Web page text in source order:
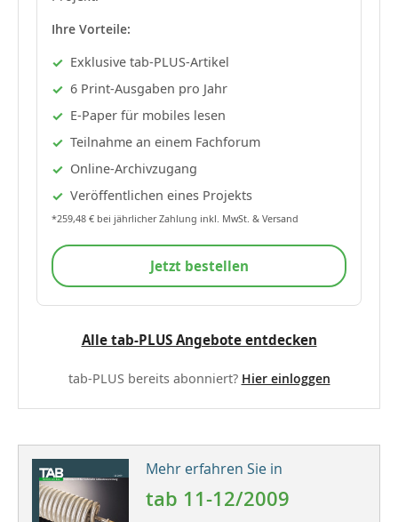
Ihre Vorteile:
Exklusive tab-PLUS-Artikel
6 Print-Ausgaben pro Jahr
E-Paper für mobiles lesen
Teilnahme an einem Fachforum
Online-Archivzugang
Veröffentlichen eines Projekts
*259,48 € bei jährlicher Zahlung inkl. MwSt. & Versand
Jetzt bestellen
Alle tab-PLUS Angebote entdecken
tab-PLUS bereits abonniert? Hier einloggen
Mehr erfahren Sie in
tab 11-12/2009